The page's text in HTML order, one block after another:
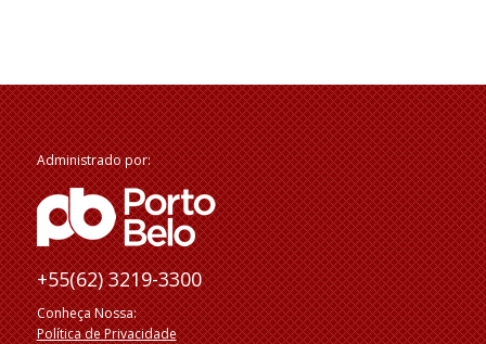
Administrado por:
+55(62) 3219-3300
Conheça Nossa:
Política de Privacidade